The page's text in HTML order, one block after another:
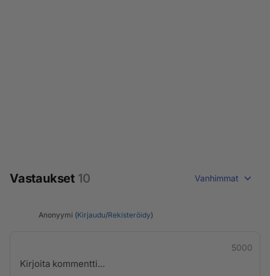
Vastaukset 10 Vanhimmat
Anonyymi (Kirjaudu/Rekisteröidy)
5000